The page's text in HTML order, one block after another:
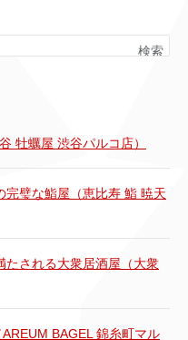
検索
牡蠣屋 渋谷パルコ店）
璧な鮨屋（恵比寿 鮨 暁天
たされる大衆居酒屋（大衆
BAGEL 錦糸町マル